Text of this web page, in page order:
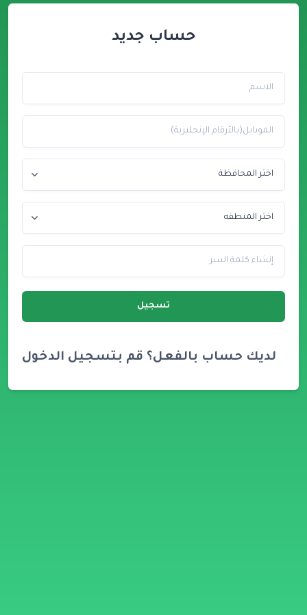
حساب جديد
تسجيل
لديك حساب بالفعل؟ قم بتسجيل الدخول